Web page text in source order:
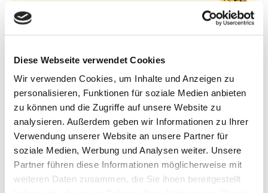
Diese Webseite verwendet Cookies
Wir verwenden Cookies, um Inhalte und Anzeigen zu
personalisieren, Funktionen für soziale Medien anbieten
zu können und die Zugriffe auf unsere Website zu
analysieren. Außerdem geben wir Informationen zu Ihrer
Verwendung unserer Website an unsere Partner für
soziale Medien, Werbung und Analysen weiter. Unsere
Partner führen diese Informationen möglicherweise mit
weiteren Daten zusammen, die Sie ihnen bereitgestellt
WAS DU MIT PREMIUM BEKOMMST
[FORMAT] – schau sie dir an, wann immer du
willst
Alle [FORMAT] als Audio-Download – lerne
unterwegs, beim Sport oder im Alltag
Boni im Wert von über [BONUSWERT] € –
[ANZAHL_RESSOURCEN] Leitfäden und
Ressourcen, um vom Lernen ins Handeln zu